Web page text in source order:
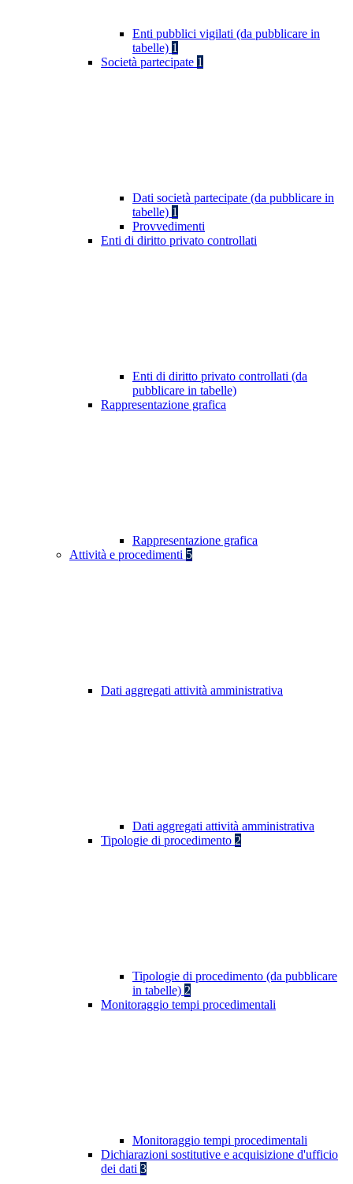
Enti pubblici vigilati (da pubblicare in
tabelle) 1
Società partecipate 1
Dati società partecipate (da pubblicare in
tabelle) 1
Provvedimenti
Enti di diritto privato controllati
Enti di diritto privato controllati (da
pubblicare in tabelle)
Rappresentazione grafica
Rappresentazione grafica
Attività e procedimenti 5
Dati aggregati attività amministrativa
Dati aggregati attività amministrativa
Tipologie di procedimento 2
Tipologie di procedimento (da pubblicare
in tabelle) 2
Monitoraggio tempi procedimentali
Monitoraggio tempi procedimentali
Dichiarazioni sostitutive e acquisizione d'ufficio
dei dati 3